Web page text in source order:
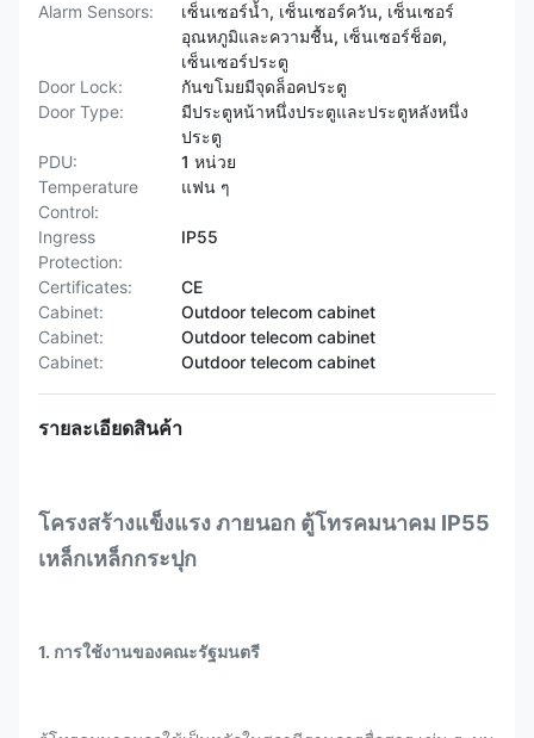
Alarm Sensors:
เซ็นเซอร์น้ำ, เซ็นเซอร์ควัน, เซ็นเซอร์
อุณหภูมิและความชื้น, เซ็นเซอร์ช็อต,
เซ็นเซอร์ประตู
Door Lock:
กันขโมยมีจุดล็อคประตู
Door Type:
มีประตูหน้าหนึ่งประตูและประตูหลังหนึ่ง
ประตู
PDU:
1 หน่วย
Temperature
Control:
แฟน ๆ
Ingress
Protection:
IP55
Certificates:
CE
Cabinet:
Outdoor telecom cabinet
Cabinet:
Outdoor telecom cabinet
Cabinet:
Outdoor telecom cabinet
รายละเอียดสินค้า
โครงสร้างแข็งแรง ภายนอก ตู้โทรคมนาคม IP55
เหล็กเหล็กกระปุก
1. การใช้งานของคณะรัฐมนตรี